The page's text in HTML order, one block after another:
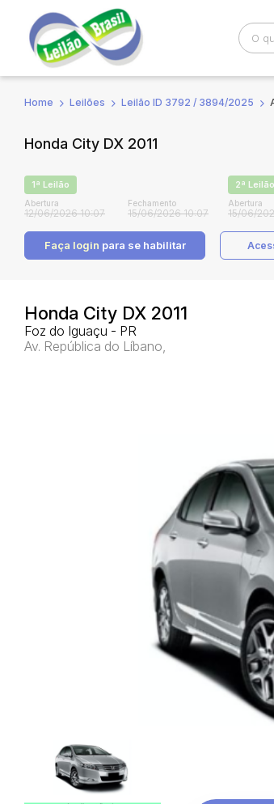
Busca por palavra-chave
Home Leilões Leilão ID 3792 / 3894/2025
Honda City DX 2011
1ª Leilão
Abertura
12/06/2026 10:07
Fechamento
15/06/2026 10:07
2ª Leilão
Abertura
15/06/
Faça login para se habilitar
Honda City DX 2011
Foz do Iguaçu - PR
Av. República do Líbano,